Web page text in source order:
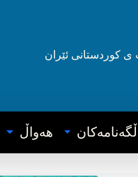
ی کوردستانی ئێران
هه‌واڵ